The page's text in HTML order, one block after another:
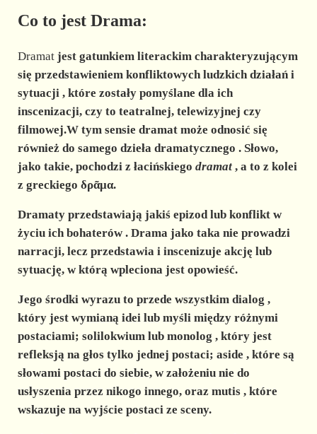
i
d
e
Co to jest Drama:
Dramat jest gatunkiem literackim charakteryzującym
się przedstawieniem konfliktowych ludzkich działań i
sytuacji , które zostały pomyślane dla ich
inscenizacji, czy to teatralnej, telewizyjnej czy
filmowej.W tym sensie dramat może odnosić się
również do samego dzieła dramatycznego . Słowo,
jako takie, pochodzi z łacińskiego dramat, a to z kolei
z greckiego δρᾶμα.
Dramaty przedstawiają jakiś epizod lub konflikt w
życiu ich bohaterów. Drama jako taka nie prowadzi
narracji, lecz przedstawia i inscenizuje akcję lub
sytuację, w którą wpleciona jest opowieść.
Jego środki wyrazuto przede wszystkim dialog ,
który jest wymianą idei lub myśli między różnymi
postaciami; solilokwium lub monolog , który jest
refleksją na głos tylko jednej postaci; aside , które są
słowami postaci do siebie, w założeniu nie do
usłyszenia przez nikogo innego, oraz mutis, które
wskazuje na wyjście postaci ze sceny.